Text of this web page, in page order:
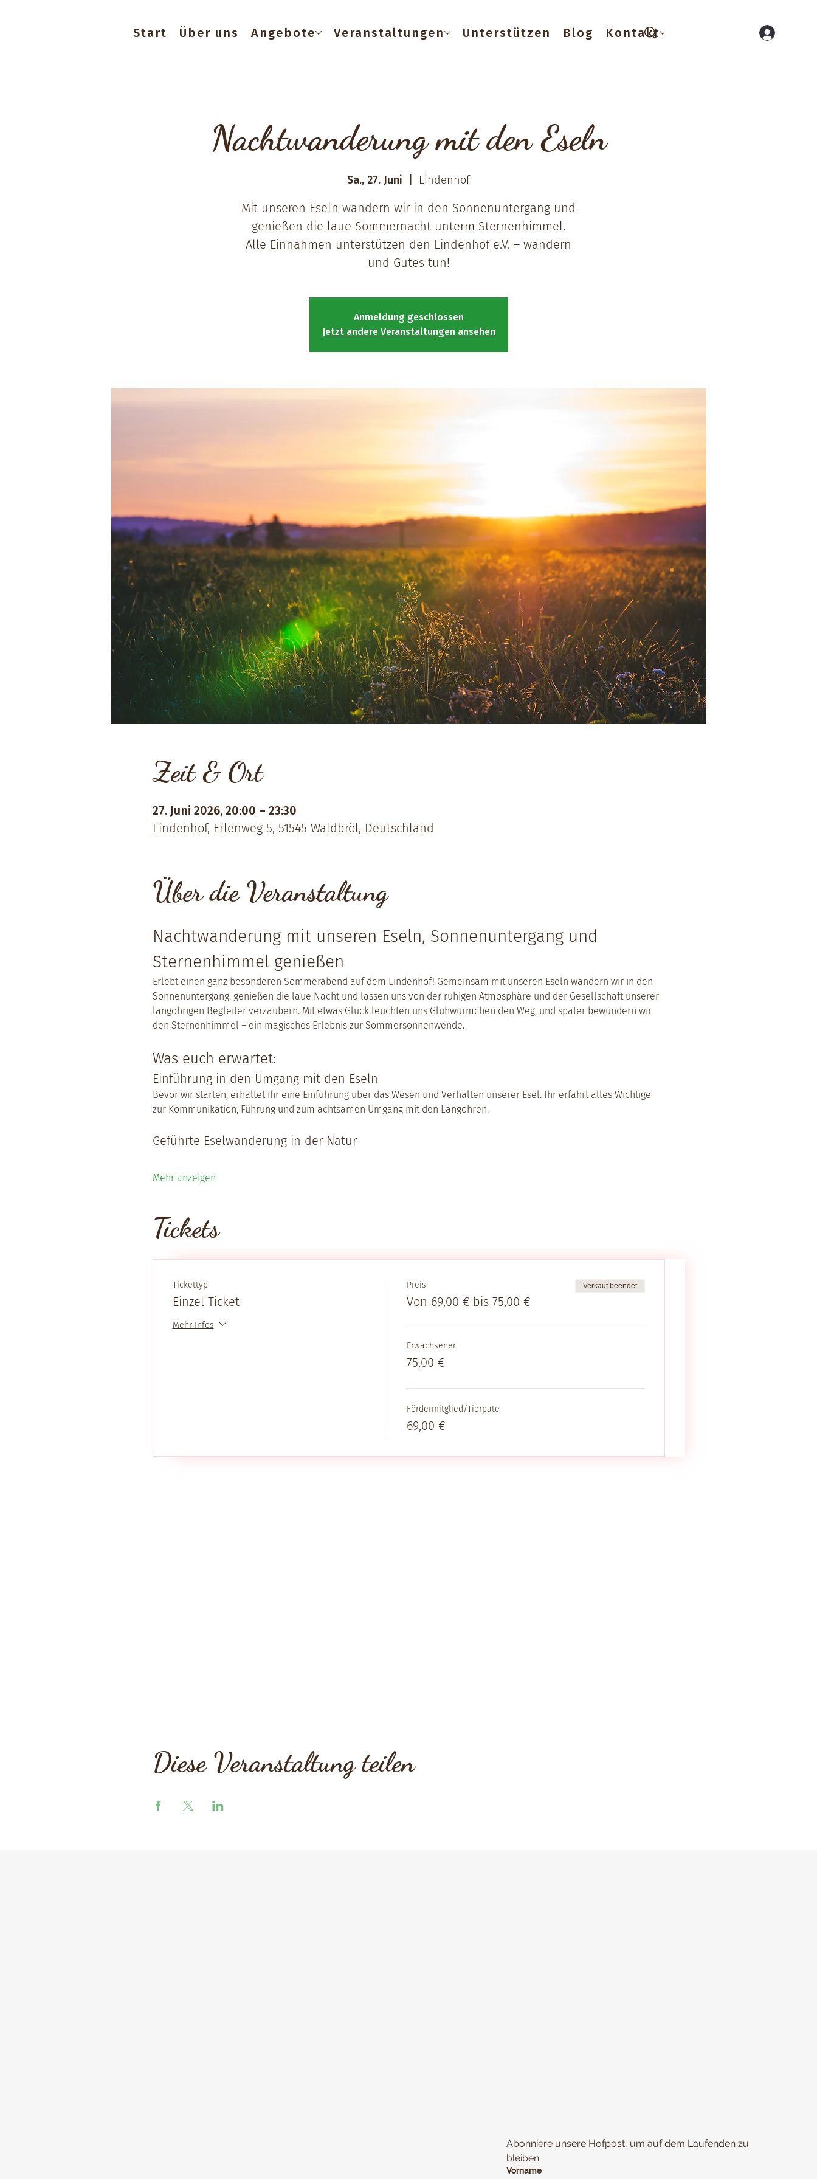
Start Über uns Angebote Veranstaltungen Unterstützen Blog Kontakt
Nachtwanderung mit den Eseln
Sa., 27. Juni Lindenhof
Mit unseren Eseln wandern wir in den Sonnenuntergang und
genießen die laue Sommernacht unterm Sternenhimmel.
Alle Einnahmen unterstützen den Lindenhof e.V. – wandern
und Gutes tun!
Anmeldung geschlossen
Jetzt andere Veranstaltungen ansehen
Zeit & Ort
27. Juni 2026, 20:00 – 23:30
Lindenhof, Erlenweg 5, 51545 Waldbröl, Deutschland
Über die Veranstaltung
Nachtwanderung mit unseren Eseln, Sonnenuntergang und
Sternenhimmel genießen
Erlebt einen ganz besonderen Sommerabend auf dem Lindenhof! Gemeinsam mit unseren Eseln wandern wir in den
Sonnenuntergang, genießen die laue Nacht und lassen uns von der ruhigen Atmosphäre und der Gesellschaft unserer
langohrigen Begleiter verzaubern. Mit etwas Glück leuchten uns Glühwürmchen den Weg, und später bewundern wir
den Sternenhimmel – ein magisches Erlebnis zur Sommersonnenwende.
Was euch erwartet:
Einführung in den Umgang mit den Eseln
Bevor wir starten, erhaltet ihr eine Einführung über das Wesen und Verhalten unserer Esel. Ihr erfahrt alles Wichtige
zur Kommunikation, Führung und zum achtsamen Umgang mit den Langohren.
Geführte Eselwanderung in der Natur
Mehr anzeigen
Tickets
Tickettyp
Einzel Ticket
Mehr Infos
Preis
Von 69,00 € bis 75,00 €
Verkauf beendet
Erwachsener
75,00 €
Fördermitglied/Tierpate
69,00 €
Diese Veranstaltung teilen
Abonniere unsere Hofpost, um auf dem Laufenden zu
bleiben
Vorname